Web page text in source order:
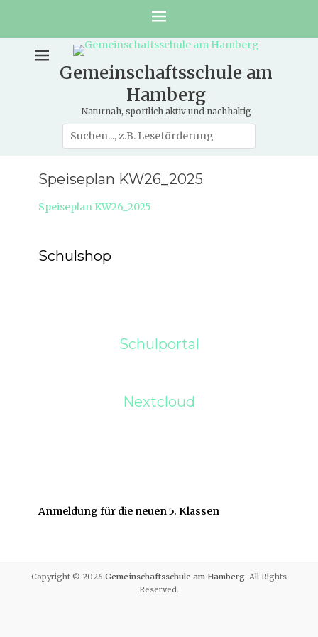
Gemeinschaftsschule am
Hamberg
Naturnah, sportlich aktiv und nachhaltig
Suche
nach:
Speiseplan KW26_2025
Speiseplan KW26_2025
Schulshop
Schulportal
Nextcloud
Anmeldung für die neuen 5. Klassen
Copyright © 2026 Gemeinschaftsschule am Hamberg. All Rights
Reserved.